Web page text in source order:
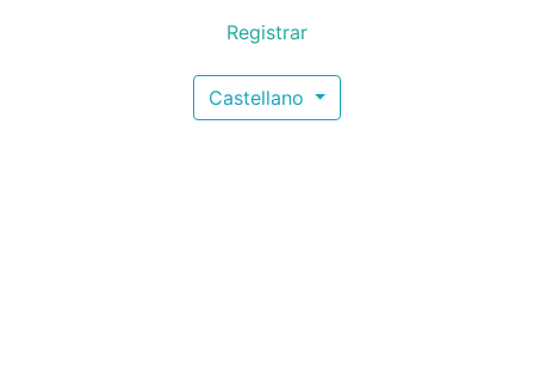
Registrar
Castellano